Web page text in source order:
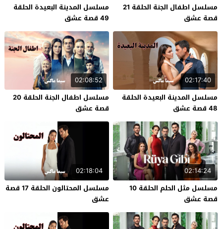
مسلسل اطفال الجنة الحلقة 21
قصة عشق
مسلسل المدينة البعيدة الحلقة
49 قصة عشق
02:17:40
مسلسل المدينة البعيدة الحلقة
48 قصة عشق
02:08:52
مسلسل اطفال الجنة الحلقة 20
قصة عشق
02:14:24
مسلسل مثل الحلم الحلقة 10
قصة عشق
02:18:04
مسلسل المحتالون الحلقة 17 قصة
عشق